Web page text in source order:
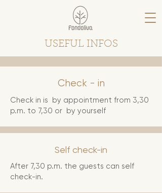
USEFUL INFOS
Check - in
Check in is by appointment from 3,30
p.m. to 7,30 or by yourself
Self check-in
After 7,30 p.m. the guests can self
check-in.